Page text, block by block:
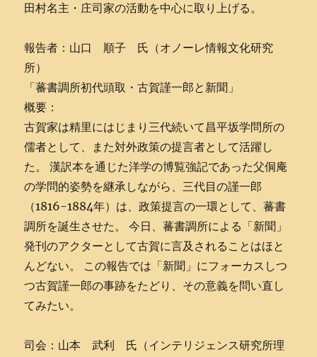
田村名主・庄司家の活動を中心に取り上げる。
報告者：山口 順子 氏（オノーレ情報文化研究
所）
「蕃書調所初代頭取・古賀謹一郎と新聞」
概要：
古賀家は精里にはじまり三代続いて昌平坂学問所の
儒者として、また対外政策の提言者として活躍し
た。 漢訳本を通じた洋学の博覧強記であった父侗庵
の学問的姿勢を継承しながら、三代目の謹一郎
（1816-1884年）は、政策提言の一環として、蕃書
調所を誕生させた。 今日、蕃書調所による「新聞」
発刊のアクターとして古賀に言及されることはほと
んどない。 この報告では「新聞」にフォーカスしつ
つ古賀謹一郎の事跡をたどり、その意義を問い直し
てみたい。
司会：山本 武利 氏（インテリジェンス研究所理